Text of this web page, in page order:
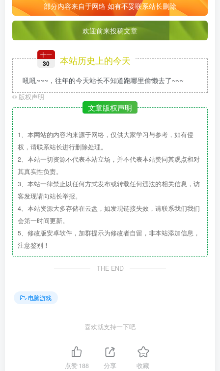
部分内容来自于网络 如有不妥联系站长删除
欢迎前来投稿文章
十一
30 本站历史上的今天
吼吼~~~，往年的今天站长不知道跑哪里偷懒去了~~~
© 版权声明
文章版权声明
1、本网站的内容均来源于网络，仅供大家学习与参考，如有侵
权，请联系站长进行删除处理。
2、本站一切资源不代表本站立场，并不代表本站赞同其观点和对
其真实性负责。
3、本站一律禁止以任何方式发布或转载任何违法的相关信息，访
客发现请向站长举报。
4、本站资源大多存储在云盘，如发现链接失效，请联系我们我们
会第一时间更新。
5、修改版安卓软件，加群提示为修改者自留，非本站添加信息，
注意鉴别！
THE END
电脑游戏
喜欢就支持一下吧
点赞188 分享 收藏